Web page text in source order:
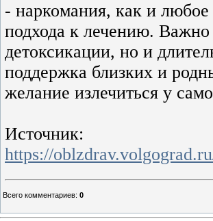
- наркомания, как и любое
подхода к лечению.
детоксикации, но и
поддержка близких и
желание излечиться у
Источник:
https://
Всего комментариев: 0